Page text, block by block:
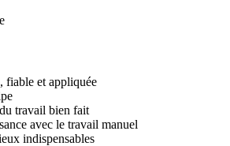
fiable et appliquée
travail bien fait
avec le travail manuel
indispensables